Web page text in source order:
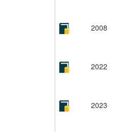
2008
2022
2023